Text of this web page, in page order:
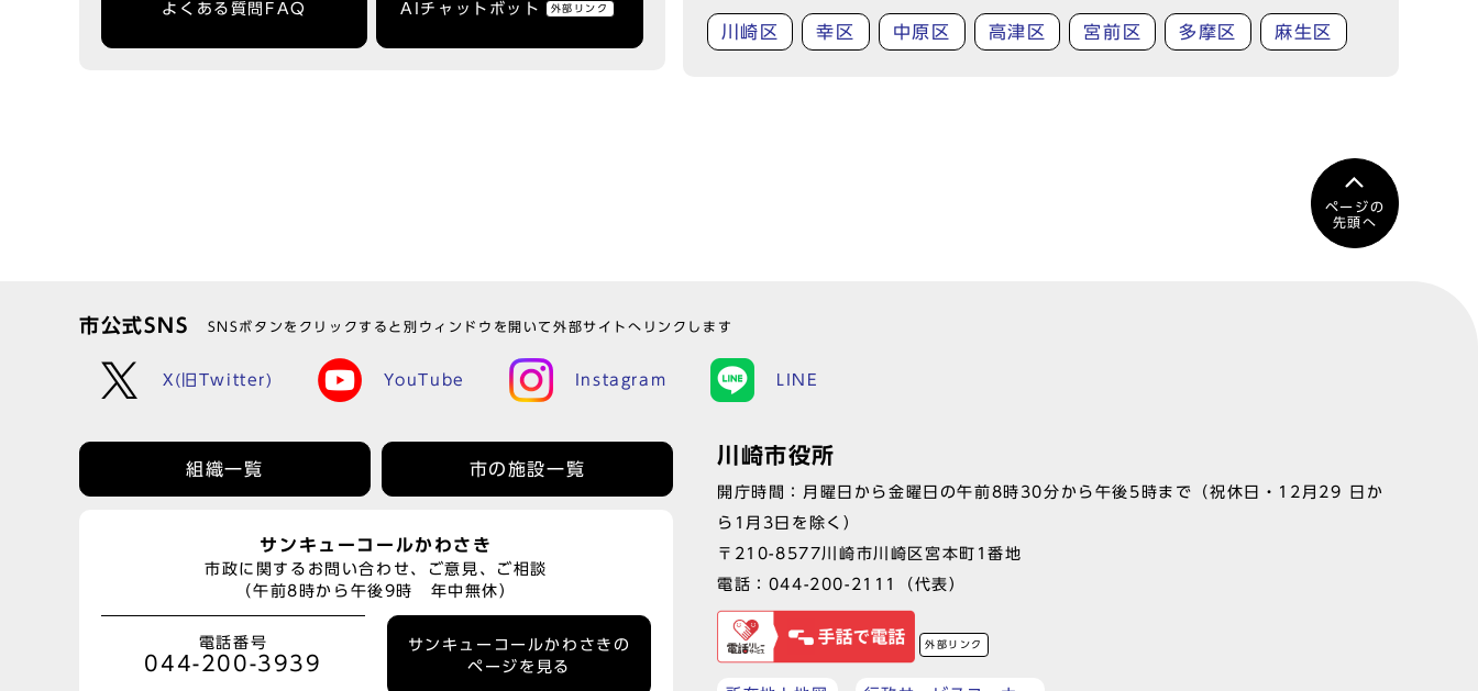
よくある質問FAQ AIチャットボット 外部リンク
川崎区 幸区 中原区 高津区 宮前区 多摩区 麻生区
ページの
先頭へ
市公式SNS SNSボタンをクリックすると別ウィンドウを開いて外部サイトへリンクします
X(旧Twitter) YouTube Instagram LINE
組織一覧 市の施設一覧
サンキューコールかわさき
市政に関するお問い合わせ、ご意見、ご相談
（午前8時から午後9時 年中無休）
電話番号
044-200-3939
サンキューコールかわさきの
ページを見る
川崎市役所
開庁時間：月曜日から金曜日の午前8時30分から午後5時まで（祝休日・12月29 日か
ら1月3日を除く）
〒210-8577川崎市川崎区宮本町1番地
電話： 044-200-2111 （代表）
外部リンク